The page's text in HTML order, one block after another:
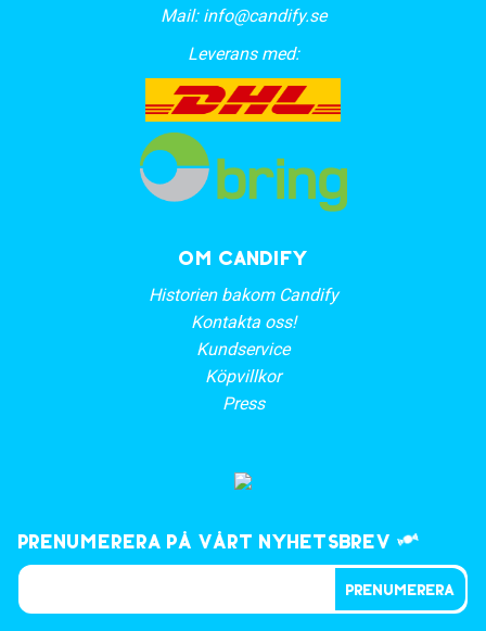
Mail: info@candify.se
Leverans med:
OM CANDIFY
Historien bakom Candify
Kontakta oss!
Kundservice
Köpvillkor
Press
Prenumerera på vårt nyhetsbrev
PRENUMERERA